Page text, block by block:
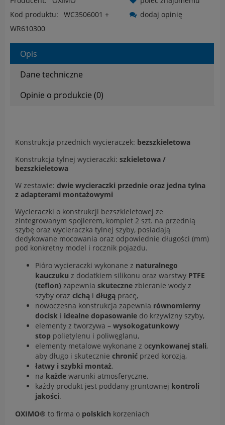
Kod produktu:
WC3506001 +
WR610300
dodaj opinię
Opis
Dane techniczne
Opinie o produkcie (0)
Konstrukcja przednich wycieraczek: bezszkieletowa
Konstrukcja tylnej wycieraczki: szkieletowa /
bezszkieletowa
W zestawie: dwie wycieraczki przednie oraz jedna tylna
z adapterami montażowymi
Wycieraczki o konstrukcji bezszkieletowej ze
zintegrowanym spojlerem, komplet 2 szt. na przednią
szybę oraz wycieraczka tylnej szyby, posiadają
dedykowane mocowania oraz odpowiednie długości (mm)
pod konkretny model i rocznik pojazdu.
Pióro wycieraczki wykonane z naturalnego
kauczuku z dodatkiem silikonu oraz warstwy PTFE
(teflon) zapewnia skuteczne zbieranie wody z
szyby oraz cichą i długą pracę,
nowoczesna konstrukcja zapewnia równomierny
docisk i idealne dopasowanie do krzywizny szyby,
elementy z tworzywa – wysokogatunkowy
stop polietylenu i poliwęglanu,
elementy metalowe wykonane z ocynkowanej stali,
aby długo i skutecznie chronić przed korozją,
łatwy i szybki montaż,
na każde warunki atmosferyczne,
każdy produkt jest poddany gruntownej kontroli
jakości.
OXIMO® to firma o polskich korzeniach